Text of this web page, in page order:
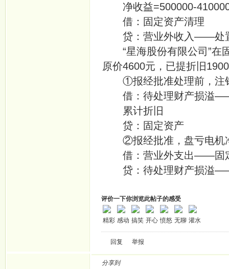
净收益=500000-
借：固定资
贷：营业外收入
“星海股份有限公司”在
原价4600元，已提折旧
①报经批准处理前，注
借：待处理财产损
累计折旧
贷：固定
②报经批准，盘亏电机
借：营业外支
贷：待处理财产损溢
评价一下你浏览此帖子的感受
精彩 感动 搞笑 开心 愤怒 无聊 灌水
回复 举报
分享到